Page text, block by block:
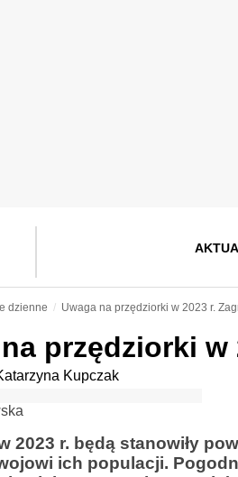
dzienne Uwaga na przędziorki w 2023 r.
przędziorki
Kupczak
2023 r. będą stanowiły
ich populacji.